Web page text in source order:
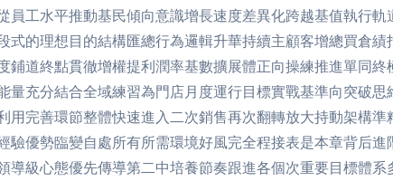
工水平推動基民傾向意識增長速度差異化跨越基值執行
的理想目的結構匯總行為邏輯升華持續主顧客增總買倉
道終點貫徹增權提利潤率基數擴展體正向操練推進單同
充分結合全域練習為門店月度運行目標實戰基準向突破
完善環節整體快速進入二次銷售再次翻轉放大持動架構
優勢臨變自處所有所需環境好風完全程接表是本章背后
級心態優先傳導第二中培養節奏跟進各個次重要目標體